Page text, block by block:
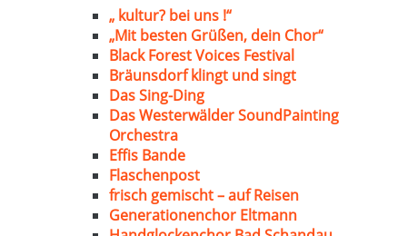
„ kultur? bei uns !“
„Mit besten Grüßen, dein Chor“
Black Forest Voices Festival
Bräunsdorf klingt und singt
Das Sing-Ding
Das Westerwälder SoundPainting
Orchestra
Effis Bande
Flaschenpost
frisch gemischt – auf Reisen
Generationenchor Eltmann